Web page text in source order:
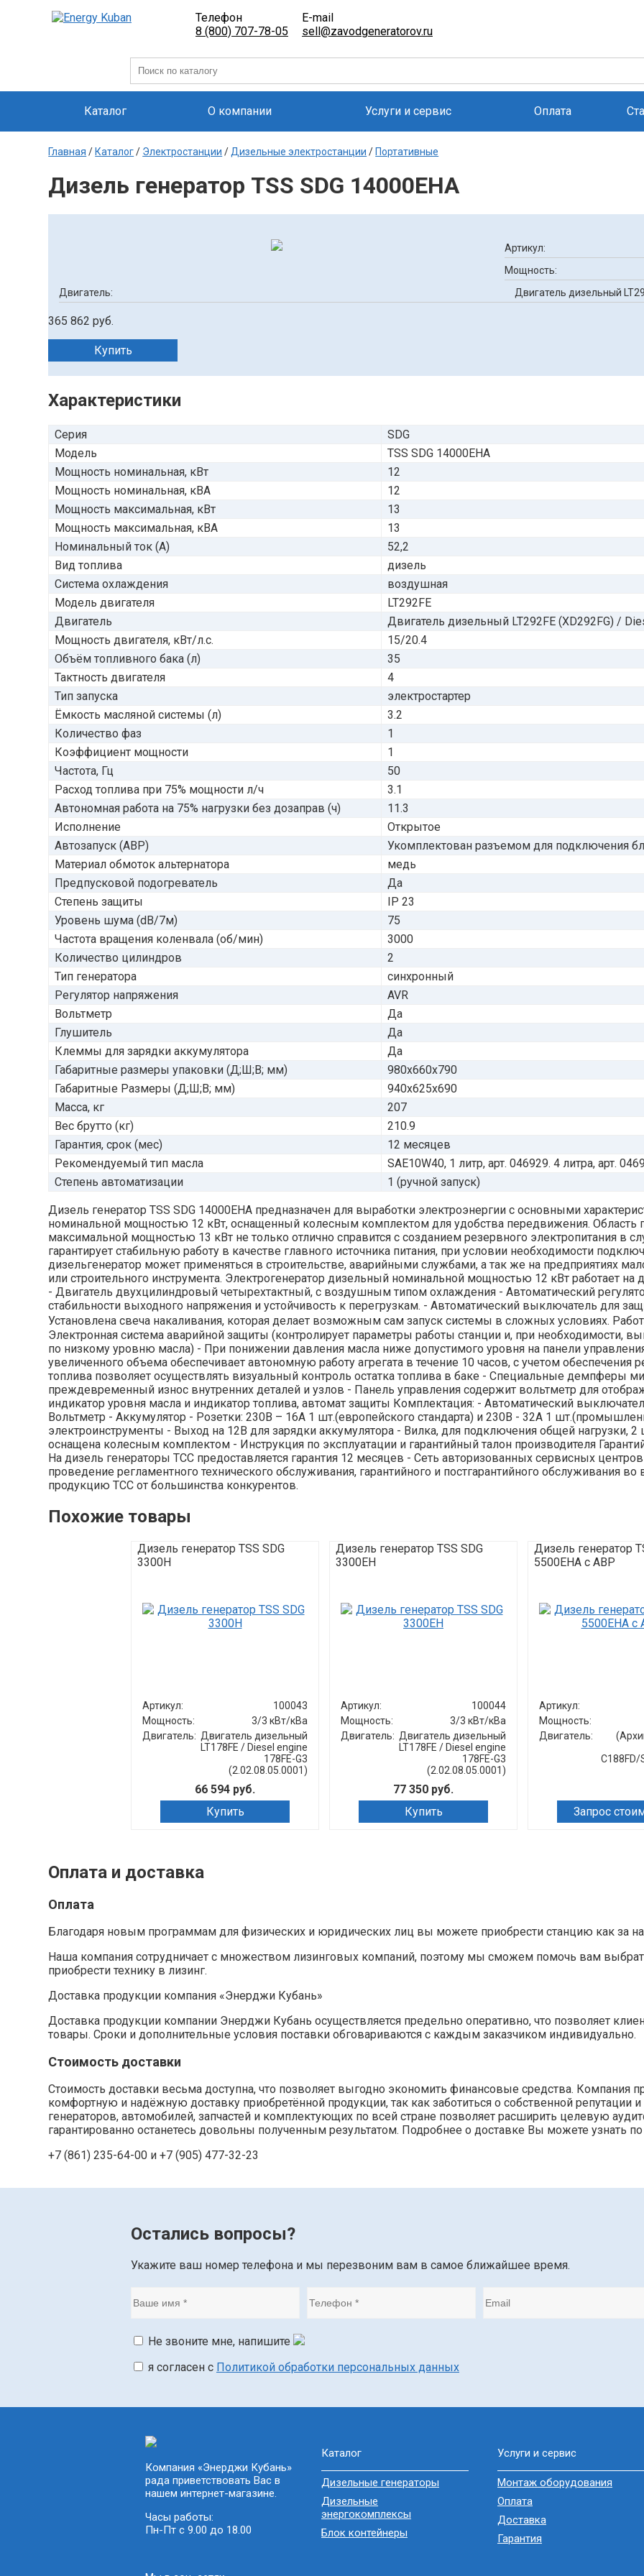
Телефон
8 (800) 707-78-05
E-mail
sell@zavodgeneratorov.ru
Каталог О компании Услуги и сервис Оплата
Главная / Каталог/ Электростанции / Дизельные электростанции / Портативные
Дизель генератор TSS SDG 14000EHA
Артикул:
Мощность:
Двигатель:
Двигатель дизельный
365 862 руб.
Купить
Характеристики
Серия
SDG
Модель
TSS SDG 14000EHA
Мощность номинальная, кВт
12
Мощность номинальная, кВА
12
Мощность максимальная, кВт
13
Мощность максимальная, кВА
13
Номинальный ток (А)
52,2
Вид топлива
дизель
Система охлаждения
воздушная
Модель двигателя
LT292FE
Двигатель
Двигатель дизельный LT292FE (XD292FG) /
Мощность двигателя, кВт/л.с.
15/20.4
Объём топливного бака (л)
35
Тактность двигателя
4
Тип запуска
электростартер
Ёмкость масляной системы (л)
3.2
Количество фаз
1
Коэффициент мощности
1
Частота, Гц
50
Расход топлива при 75% мощности л/ч
3.1
Автономная работа на 75% нагрузки без дозаправ (ч)
11.3
Исполнение
Открытое
Автозапуск (АВР)
Укомплектован разъемом для подключения
Материал обмоток альтернатора
медь
Предпусковой подогреватель
Да
Степень защиты
IP 23
Уровень шума (dB/7м)
75
Частота вращения коленвала (об/мин)
3000
Количество цилиндров
2
Тип генератора
синхронный
Регулятор напряжения
AVR
Вольтметр
Да
Глушитель
Да
Клеммы для зарядки аккумулятора
Да
Габаритные размеры упаковки (Д;Ш;В; мм)
980х660х790
Габаритные Размеры (Д;Ш;В; мм)
940х625х690
Масса, кг
207
Вес брутто (кг)
210.9
Гарантия, срок (мес)
12 месяцев
Рекомендуемый тип масла
SAE10W40, 1 литр, арт. 046929. 4 литра, арт.
Степень автоматизации
1 (ручной запуск)
Дизель генератор TSS SDG 14000EHA предназначен для выработки электроэнергии с основными
номинальной мощностью 12 кВт, оснащенный колесным комплектом для удобства передвижения. Область
максимальной мощностью 13 кВт не только отлично справится с созданием резервного электропитания в
гарантирует стабильную работу в качестве главного источника питания, при условии необходимости
дизельгенератор может применяться в строительстве, аварийными службами, а так же на предприятиях
или строительного инструмента. Электрогенератор дизельный номинальной мощностью 12 кВт работает
- Двигатель двухцилиндровый четырехтактный, с воздушным типом охлаждения - Автоматический
стабильности выходного напряжения и устойчивость к перегрузкам. - Автоматический выключатель для
Установлена свеча накаливания, которая делает возможным сам запуск системы в сложных условиях.
Электронная система аварийной защиты (контролирует параметры работы станции и, при необходимости,
по низкому уровню масла) - При понижении давления масла ниже допустимого уровня на панели
увеличенного объема обеспечивает автономную работу агрегата в течение 10 часов, с учетом
топлива позволяет осуществлять визуальный контроль остатка топлива в баке - Специальные демпферы
преждевременный износ внутренних деталей и узлов - Панель управления содержит вольтметр для
индикатор уровня масла и индикатор топлива, автомат защиты Комплектация: - Автоматический
Вольтметр - Аккумулятор - Розетки: 230В – 16А 1 шт.(европейского стандарта) и 230В - 32А 1
электроинструменты - Выход на 12В для зарядки аккумулятора - Вилка, для подключения общей нагрузки,
оснащена колесным комплектом - Инструкция по эксплуатации и гарантийный талон производителя
На дизель генераторы ТСС предоставляется гарантия 12 месяцев - Cеть авторизованных сервисных
проведение регламентного технического обслуживания, гарантийного и постгарантийного обслуживания во
продукцию ТСС от большинства конкурентов.
Похожие товары
Дизель генератор TSS SDG
3300H
Артикул:
100043
Мощность:
3/3 кВт/кВа
Двигатель: Двигатель дизельный
LT178FE / Diesel engine
178FE-G3
(2.02.08.05.0001)
66 594 руб.
Купить
Дизель генератор TSS SDG
3300EH
Артикул:
100044
Мощность:
3/3 кВт/кВа
Двигатель: Двигатель дизельный
LT178FE / Diesel engine
178FE-G3
(2.02.08.05.0001)
77 350 руб.
Купить
Дизель генератор
5500EHA с АВР
Артикул:
Мощность:
Двигатель:
C188FD/
Запрос
Оплата и доставка
Оплата
Благодаря новым программам для физических и юридических лиц вы можете приобрести станцию как за
Наша компания сотрудничает с множеством лизинговых компаний, поэтому мы сможем помочь вам
приобрести технику в лизинг.
Доставка продукции компания «Энерджи Кубань»
Доставка продукции компании Энерджи Кубань осуществляется предельно оперативно, что позволяет
товары. Сроки и дополнительные условия поставки обговариваются с каждым заказчиком индивидуально.
Стоимость доставки
Стоимость доставки весьма доступна, что позволяет выгодно экономить финансовые средства. Компания
комфортную и надёжную доставку приобретённой продукции, так как заботиться о собственной репутации
генераторов, автомобилей, запчастей и комплектующих по всей стране позволяет расширить целевую
гарантированно останетесь довольны полученным результатом. Подробнее о доставке Вы можете узнать
+7 (861) 235-64-00 и+7 (905) 477-32-23
Остались вопросы?
Укажите ваш номер телефона и мы перезвоним вам в самое ближайшее время.
Не звоните мне, напишите
я согласен с Политикой обработки персональных данных
Компания «Энерджи Кубань»
рада приветствовать Вас в
нашем интернет-магазине.
Часы работы:
Пн-Пт с 9.00 до 18.00
Каталог
Дизельные генераторы
Дизельные
энергокомплексы
Блок контейнеры
Услуги и сервис
Монтаж оборудования
Оплата
Доставка
Гарантия